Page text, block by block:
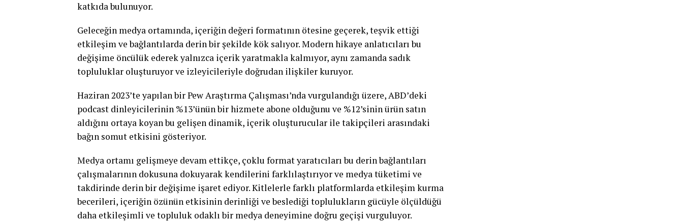
katkıda bulunuyor.
Geleceğin medya ortamında, içeriğin değeri formatının ötesine geçerek, teşvik ettiği
etkileşim ve bağlantılarda derin bir şekilde kök salıyor. Modern hikaye anlatıcıları bu
değişime öncülük ederek yalnızca içerik yaratmakla kalmıyor, aynı zamanda sadık
topluluklar oluşturuyor ve izleyicileriyle doğrudan ilişkiler kuruyor.
Haziran 2023’te yapılan bir Pew Araştırma Çalışması’nda vurgulandığı üzere, ABD’deki
podcast dinleyicilerinin %13’ünün bir hizmete abone olduğunu ve %12’sinin ürün satın
aldığını ortaya koyan bu gelişen dinamik, içerik oluşturucular ile takipçileri arasındaki
bağın somut etkisini gösteriyor.
Medya ortamı gelişmeye devam ettikçe, çoklu format yaratıcıları bu derin bağlantıları
çalışmalarının dokusuna dokuyarak kendilerini farklılaştırıyor ve medya tüketimi ve
takdirinde derin bir değişime işaret ediyor. Kitlelerle farklı platformlarda etkileşim kurma
becerileri, içeriğin özünün etkisinin derinliği ve beslediği toplulukların gücüyle ölçüldüğü
daha etkileşimli ve topluluk odaklı bir medya deneyimine doğru geçişi vurguluyor.